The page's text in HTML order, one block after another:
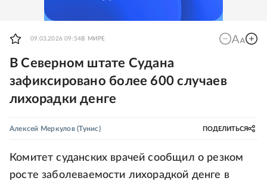
09.03.2026 09:54 В МИРЕ
В Северном штате Судана
зафиксировано более 600 случаев
лихорадки денге
Алексей Меркулов(Тунис) ПОДЕЛИТЬСЯ
Комитет суданских врачей сообщил о резком
росте заболеваемости лихорадкой денге в